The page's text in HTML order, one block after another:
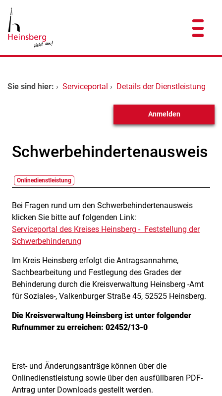
Zum Hauptinhalt springen
Zum Header
Zum Hauptinhalt
Zum Footer
Dienstleistungen A-Z
Sie sind hier: › Serviceportal › Details der Dienstleistung
Anmelden
Schwerbehindertenausweis
Onlinedienstleistung
Beschreibung
Bei Fragen rund um den Schwerbehindertenausweis
klicken Sie bitte auf folgenden Link:
Serviceportal des Kreises Heinsberg - Feststellung der
Schwerbehinderung
Im Kreis Heinsberg erfolgt die Antragsannahme,
Sachbearbeitung und Festlegung des Grades der
Behinderung durch die Kreisverwaltung Heinsberg -Amt
für Soziales-, Valkenburger Straße 45, 52525 Heinsberg.
Die Kreisverwaltung Heinsberg ist unter folgender
Rufnummer zu erreichen: 02452/13-0
Erst- und Änderungsanträge können über die
Onlinedienstleistung sowie über den ausfüllbaren PDF-
Antrag unter Downloads gestellt werden.